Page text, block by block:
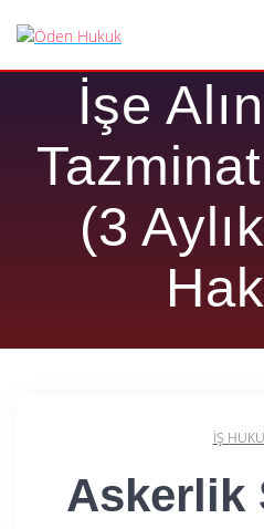
Askerlik
İşe
(3
İŞ
Askerlik